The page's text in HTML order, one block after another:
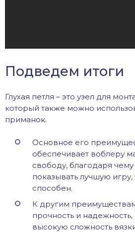
Подведем итоги
Глухая петля – это узел для
который также можно
приманок.
Основное его
обеспечивает воблеру
свободу, благодаря
показывать лучшую
способен.
К другим
прочность и
высокую сложность